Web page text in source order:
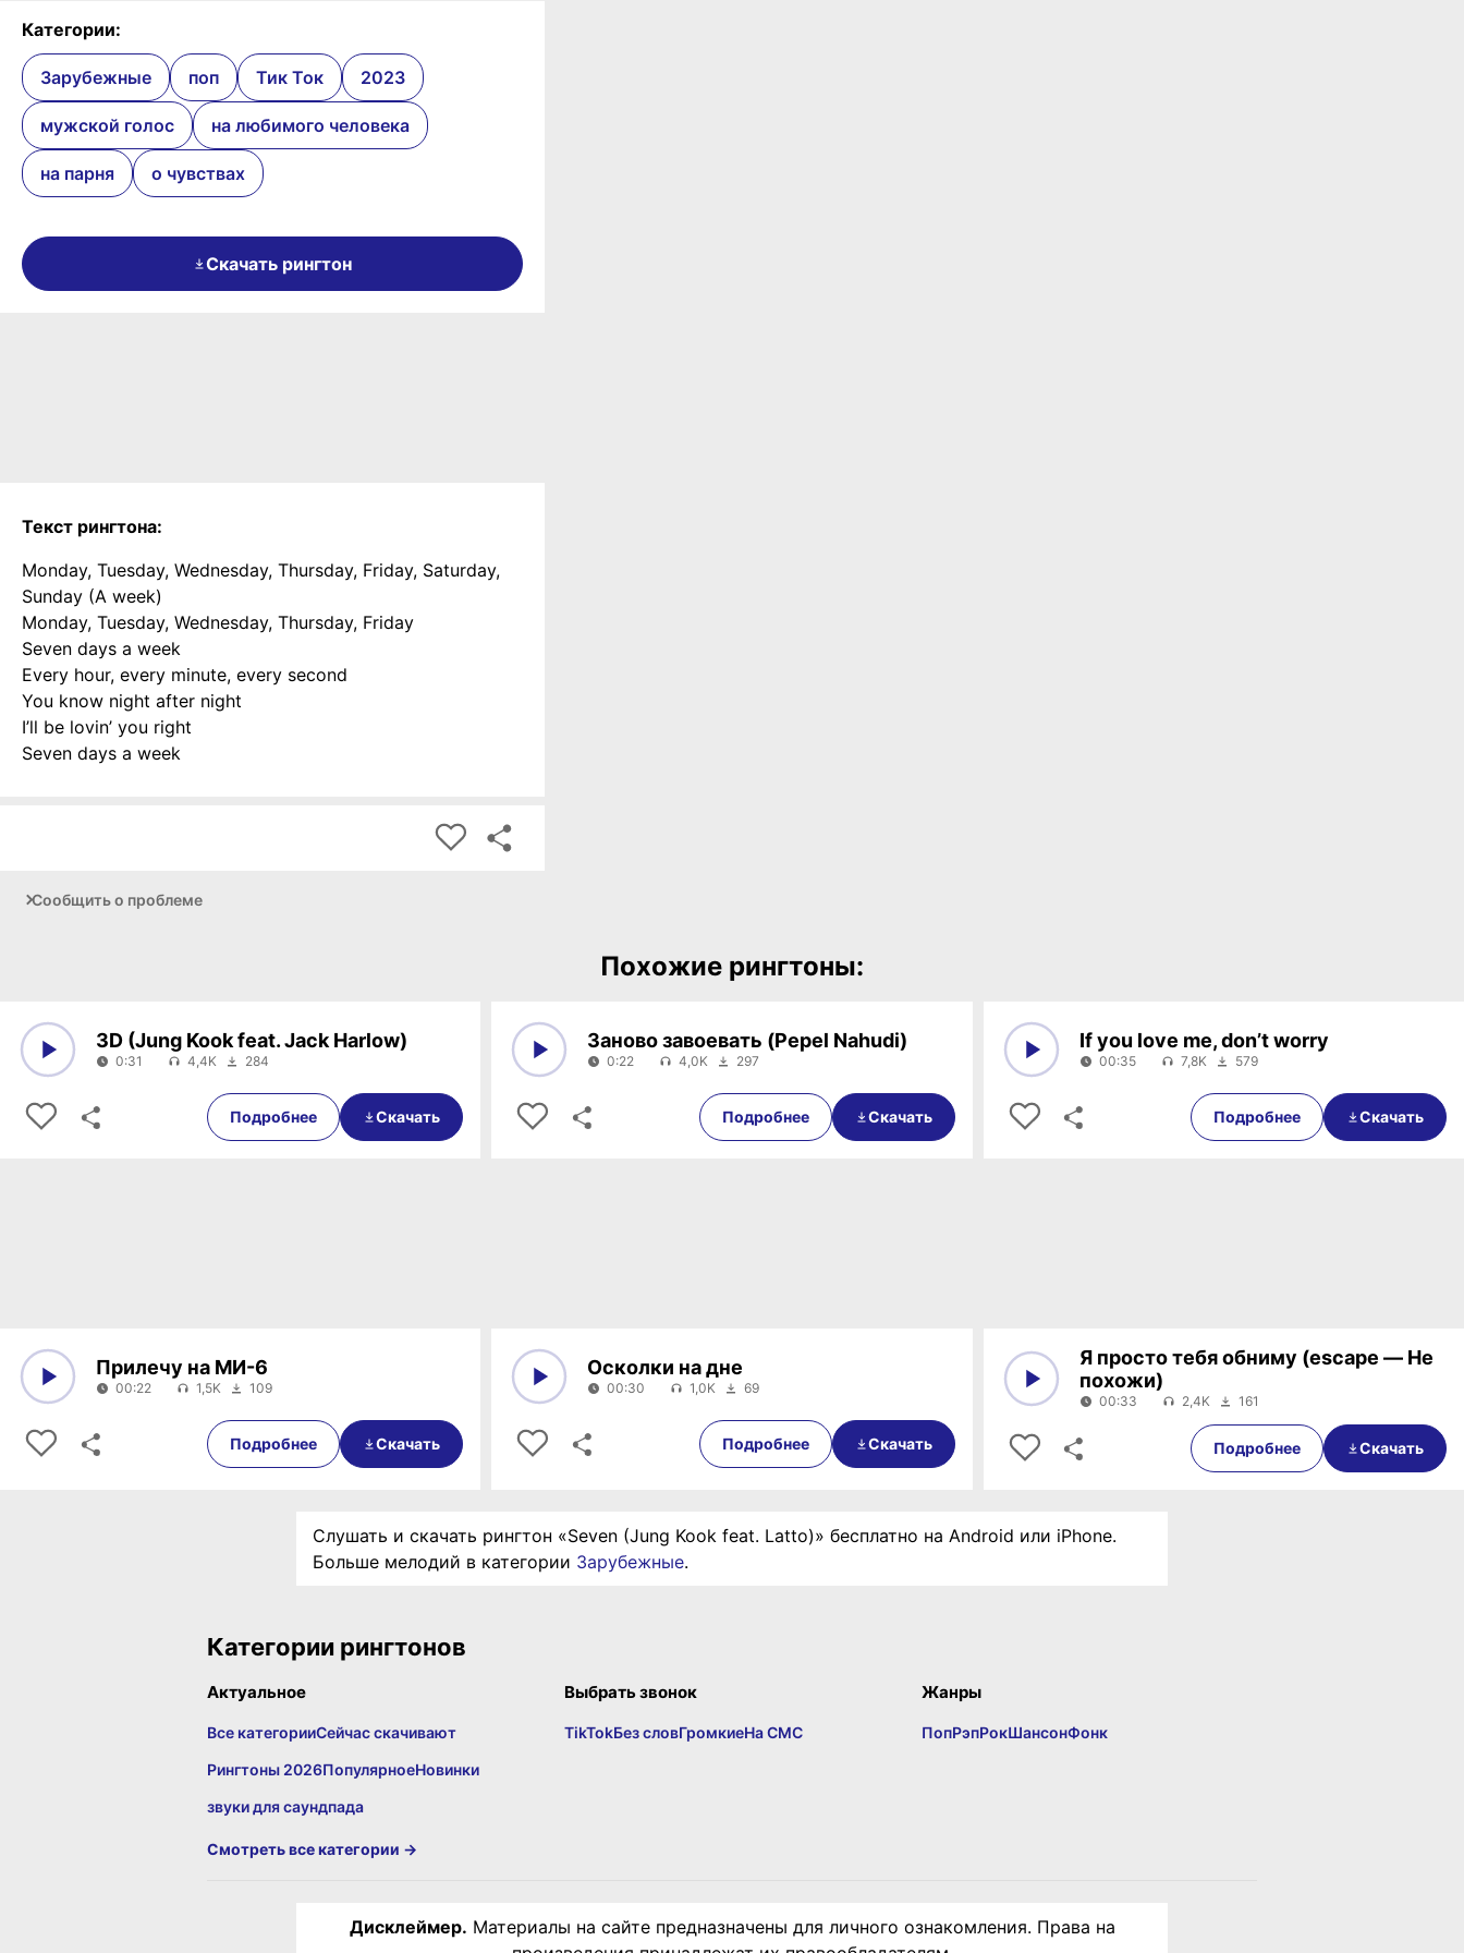
Категории:
Зарубежные поп Тик Ток 2023
мужской голос на любимого человека
на парня о чувствах
Скачать рингтон
Текст рингтона:
Monday, Tuesday, Wednesday, Thursday, Friday, Saturday,
Sunday (A week)
Monday, Tuesday, Wednesday, Thursday, Friday
Seven days a week
Every hour, every minute, every second
You know night after night
I’ll be lovin’ you right
Seven days a week
Сообщить о проблеме
Похожие рингтоны:
0:31
3D (Jung Kook feat. Jack Harlow)
0:31 4,4K 284
Подробнее Скачать
0:22
Заново завоевать (Pepel Nahudi)
0:22 4,0K 297
Подробнее Скачать
00:35
If you love me, don’t worry
00:35 7,8K 579
Подробнее Скачать
00:22
Прилечу на МИ-6
00:22 1,5K 109
Подробнее Скачать
00:30
Осколки на дне
00:30 1,0K 69
Подробнее Скачать
00:33
Я просто тебя обниму (escape — Не
похожи)
00:33 2,4K 161
Подробнее Скачать
Слушать и скачать рингтон «Seven (Jung Kook feat. Latto)» бесплатно на Android или iPhone.
Больше мелодий в категории Зарубежные.
Категории рингтонов
Актуальное
Все категорииСейчас скачивают
Рингтоны 2026ПопулярноеНовинки
звуки для саундпада
Выбрать звонок
TikTokБез словГромкиеНа СМС
Жанры
ПопРэпРокШансонФонк
Смотреть все категории →
Дисклеймер. Материалы на сайте предназначены для личного ознакомления. Права на